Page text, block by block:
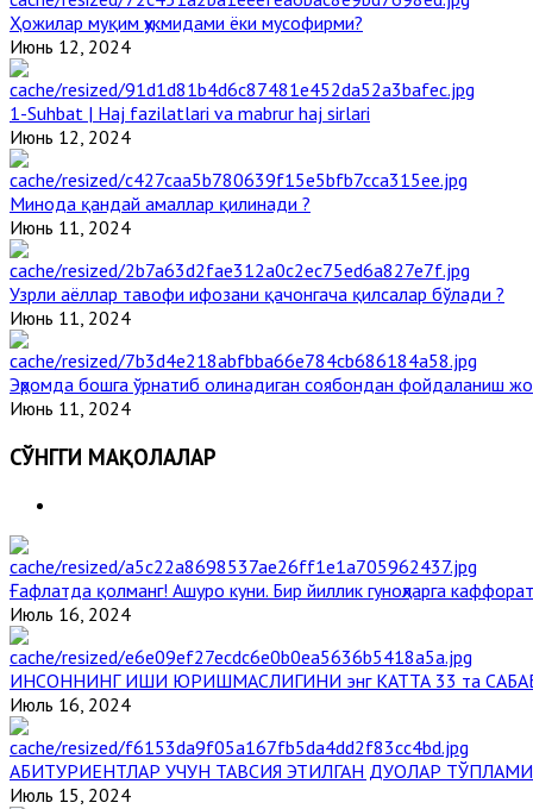
Ҳожилар муқим ҳукмидами ёки мусофирми?
Июнь 12, 2024
1-Suhbat | Haj fazilatlari va mabrur haj sirlari
Июнь 12, 2024
Минода қандай амаллар қилинади ?
Июнь 11, 2024
Узрли аёллар тавофи ифозани қачонгача қилсалар бўлади ?
Июнь 11, 2024
Эҳромда бошга ўрнатиб олинадиган соябондан фойдаланиш
Июнь 11, 2024
СЎНГГИ МАҚОЛАЛАР
Ғафлатда қолманг! Ашуро куни. Бир йиллик гуноҳларга
Июль 16, 2024
ИНСОННИНГ ИШИ ЮРИШМАСЛИГИНИ энг КАТТА 33 та
Июль 16, 2024
АБИТУРИЕНТЛАР УЧУН ТАВСИЯ ЭТИЛГАН ДУОЛАР ТЎПЛАМИ
Июль 15, 2024